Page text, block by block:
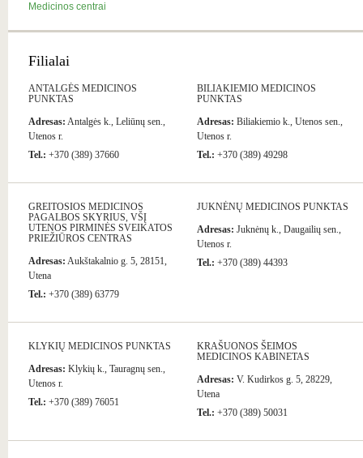
Medicinos centrai
Filialai
ANTALGĖS MEDICINOS
PUNKTAS
Adresas: Antalgės k., Leliūnų sen.,
Utenos r.
Tel.: +370 (389) 37660
BILIAKIEMIO MEDICINOS
PUNKTAS
Adresas: Biliakiemio k., Utenos sen.,
Utenos r.
Tel.: +370 (389) 49298
GREITOSIOS MEDICINOS
PAGALBOS SKYRIUS, VŠĮ
UTENOS PIRMINĖS SVEIKATOS
PRIEŽIŪROS CENTRAS
Adresas: Aukštakalnio g. 5, 28151,
Utena
Tel.: +370 (389) 63779
JUKNĖNŲ MEDICINOS PUNKTAS
Adresas: Juknėnų k., Daugailių sen.,
Utenos r.
Tel.: +370 (389) 44393
KLYKIŲ MEDICINOS PUNKTAS
Adresas: Klykių k., Tauragnų sen.,
Utenos r.
Tel.: +370 (389) 76051
KRAŠUONOS ŠEIMOS
MEDICINOS KABINETAS
Adresas: V. Kudirkos g. 5, 28229,
Utena
Tel.: +370 (389) 50031